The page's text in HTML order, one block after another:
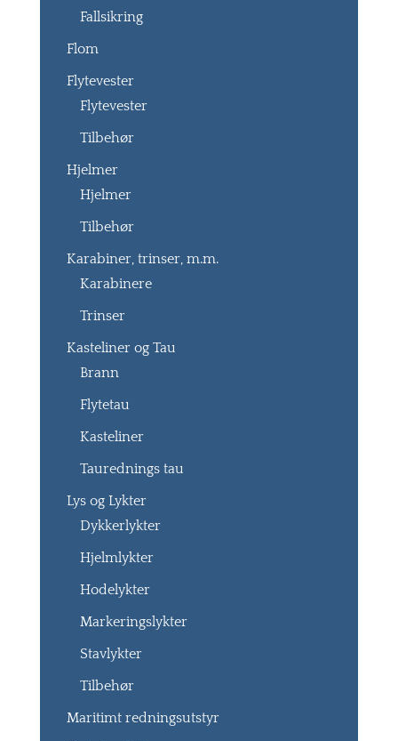
Fallsikring
Flom
Flytevester
Flytevester
Tilbehør
Hjelmer
Hjelmer
Tilbehør
Karabiner, trinser, m.m.
Karabinere
Trinser
Kasteliner og Tau
Brann
Flytetau
Kasteliner
Taurednings tau
Lys og Lykter
Dykkerlykter
Hjelmlykter
Hodelykter
Markeringslykter
Stavlykter
Tilbehør
Maritimt redningsutstyr